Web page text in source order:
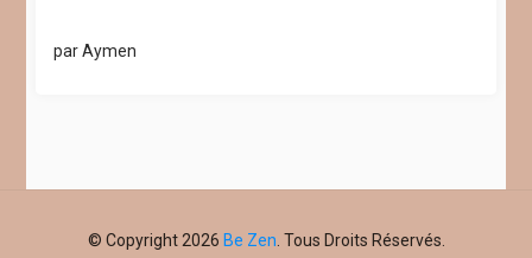
parAymen
© Copyright 2026 Be Zen . Tous Droits Réservés.